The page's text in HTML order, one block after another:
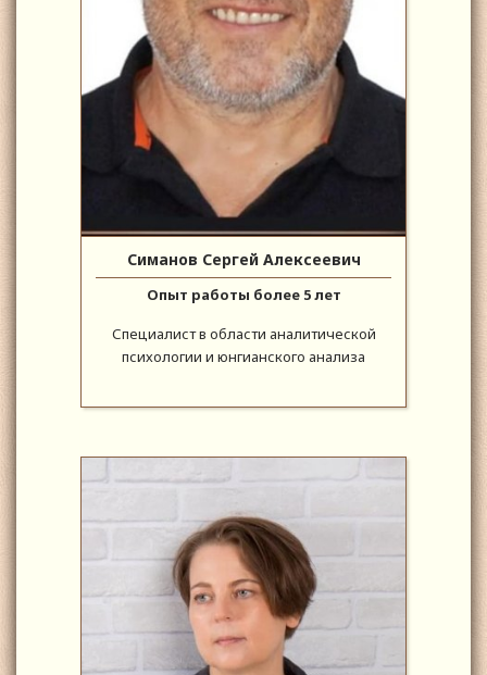
Симанов Сергей Алексеевич
Опыт работы более 5 лет
Специалист в области аналитической
психологии и юнгианского анализа